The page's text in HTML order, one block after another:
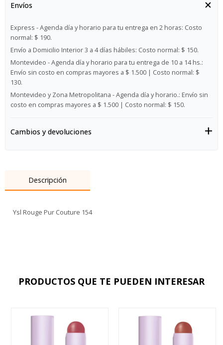
Envíos
Express - Agenda día y horario para tu entrega en 2 horas: Costo
normal: $ 190.
Envío a Domicilio Interior 3 a 4 días hábiles: Costo normal: $ 150.
Montevideo - Agenda día y horario para tu entrega de 10 a 14 hs.:
Envío sin costo en compras mayores a $ 1.500 | Costo normal: $
130.
Montevideo y Zona Metropolitana - Agenda día y horario.: Envío sin
costo en compras mayores a $ 1.500 | Costo normal: $ 150.
Cambios y devoluciones
Descripción
Ysl Rouge Pur Couture 154
PRODUCTOS QUE TE PUEDEN INTERESAR